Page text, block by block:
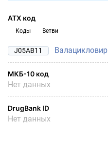
АТХ код
Коды Ветви
J05AB11 Валацикловир
МКБ-10 код
Нет данных
DrugBank ID
Нет данных